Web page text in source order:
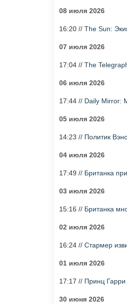
08 июля 2026
16:20 // The Sun:
07 июля 2026
17:04 // The
06 июля 2026
17:44 // Daily Mirror:
05 июля 2026
14:23 // Политик
04 июля 2026
17:49 // Британка
03 июля 2026
15:16 // Британка
02 июля 2026
16:24 // Стармер
01 июля 2026
17:17 // Принц Гарри
30 июня 2026